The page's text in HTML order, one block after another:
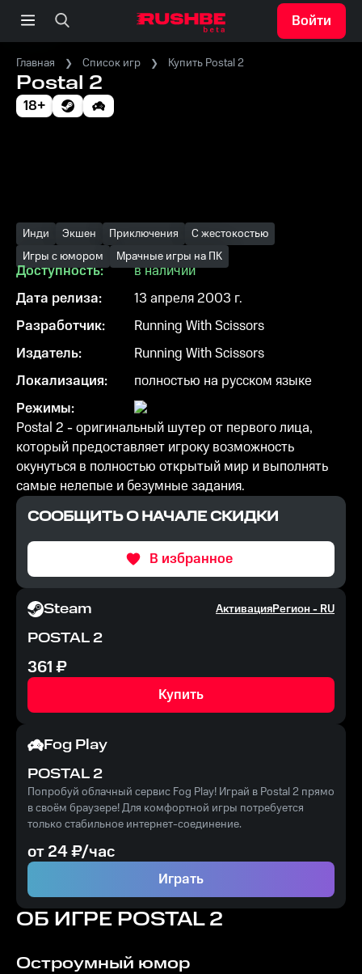
Войти
Главная Список игр Купить Postal 2
Postal 2
18+
Инди Экшен Приключения
С жестокостью
Игры с юмором
Мрачные игры на ПК
Доступность:
в наличии
Дата релиза:
13 апреля 2003 г.
Разработчик:
Running With Scissors
Издатель:
Running With Scissors
Локализация:
полностью на русском языке
Режимы:
Postal 2 - оригинальный шутер от первого лица,
который предоставляет игроку возможность
окунуться в полностью открытый мир и выполнять
самые нелепые и безумные задания.
СООБЩИТЬ О НАЧАЛЕ СКИДКИ
В избранное
Steam АктивацияРегион -RU
POSTAL 2
361₽
Купить
Fog Play
POSTAL 2
Попробуй облачный сервис Fog Play! Играй в Postal 2 прямо
в своём браузере! Для комфортной игры потребуется
только стабильное интернет-соединение.
от24₽/час
Играть
ОБ ИГРЕ POSTAL 2
Остроумный юмор